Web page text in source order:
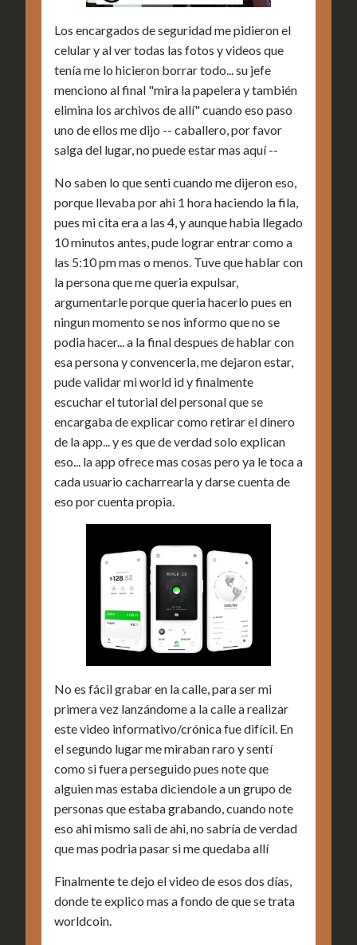
Los encargados de seguridad me pidieron el
celular y al ver todas las fotos y videos que
tenía me lo hicieron borrar todo... su jefe
menciono al final "mira la papelera y también
elimina los archivos de allí" cuando eso paso
uno de ellos me dijo -- caballero, por favor
salga del lugar, no puede estar mas aquí --
No saben lo que senti cuando me dijeron eso,
porque llevaba por ahi 1 hora haciendo la fila,
pues mi cita era a las 4, y aunque habia llegado
10 minutos antes, pude lograr entrar como a
las 5:10 pm mas o menos. Tuve que hablar con
la persona que me queria expulsar,
argumentarle porque queria hacerlo pues en
ningun momento se nos informo que no se
podia hacer... a la final despues de hablar con
esa persona y convencerla, me dejaron estar,
pude validar mi world id y finalmente
escuchar el tutorial del personal que se
encargaba de explicar como retirar el dinero
de la app... y es que de verdad solo explican
eso... la app ofrece mas cosas pero ya le toca a
cada usuario cacharrearla y darse cuenta de
eso por cuenta propia.
No es fácil grabar en la calle, para ser mi
primera vez lanzándome a la calle a realizar
este video informativo/crónica fue difícil. En
el segundo lugar me miraban raro y sentí
como si fuera perseguido pues note que
alguien mas estaba diciendole a un grupo de
personas que estaba grabando, cuando note
eso ahi mismo sali de ahi, no sabría de verdad
que mas podria pasar si me quedaba allí
Finalmente te dejo el video de esos dos días,
donde te explico mas a fondo de que se trata
worldcoin.